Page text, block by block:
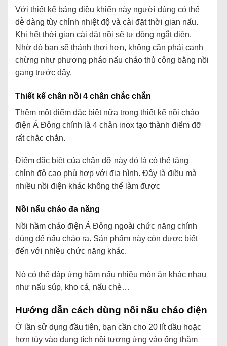
Với thiết kế bảng điều khiển này người dùng có thể
dễ dàng tùy chỉnh nhiệt độ và cài đặt thời gian nấu.
Khi hết thời gian cài đặt nồi sẽ tự động ngắt điện.
Nhờ đó bạn sẽ thảnh thơi hơn, không cần phải canh
chừng như phương pháo nấu cháo thủ công bằng nồi
gang trước đây.
Thiết kế chân nồi 4 chân chắc chắn
Thêm một điểm đặc biệt nữa trong thiết kế nồi cháo
điện Á Đông chính là 4 chân inox tạo thành điểm đỡ
rất chắc chắn.
Điểm đặc biệt của chân đỡ này đó là có thể tăng
chỉnh độ cao phù hợp với địa hình. Đây là điều mà
nhiều nồi điện khác không thể làm được
Nồi nấu cháo đa năng
Nồi hầm cháo điện Á Đông ngoài chức năng chính
dùng để nấu cháo ra. Sản phẩm này còn được biết
đến với nhiều chức năng khác.
Nó có thể đáp ứng hầm nấu nhiều món ăn khác nhau
như nấu súp, kho cá, nấu chè…
Hướng dẫn cách dùng nồi nấu cháo điện
Ở lần sử dụng đầu tiên, bạn cần cho 20 lít dầu hoặc
hơn tùy vào dung tích nồi tương ứng vào ống thăm